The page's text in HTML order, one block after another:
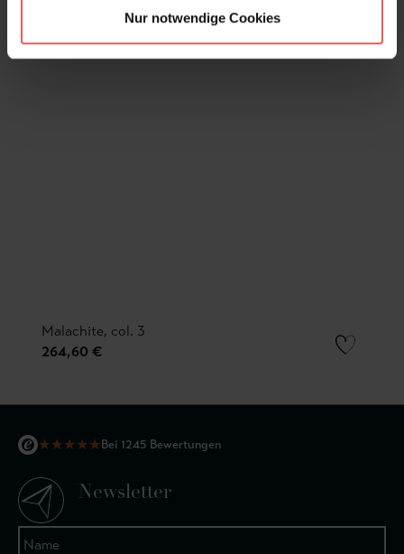
Nur notwendige Cookies
Malachite, col. 3
264,60 €
★★★★★Bei 1245 Bewertungen
Newsletter